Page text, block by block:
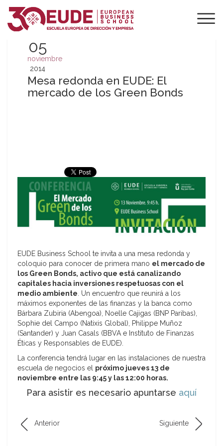
05
noviembre
2014
Mesa redonda en EUDE: El
mercado de los Green Bonds
EUDE Business School te invita a una mesa redonda y
coloquio para conocer de primera mano el mercado de
los Green Bonds, activo que está canalizando
capitales hacia inversiones respetuosas con el
medio ambiente . Un encuentro que reunirá a los
máximos exponentes de las finanzas y la banca como
Bárbara Zubiria (Abengoa), Noelle Cajigas (BNP Paribas),
Sophie del Campo (Natixis Global), Philippe Muñoz
(Santander) y Juan Casals (BBVA e Instituto de Finanzas
Éticas y Responsables de EUDE).
La conferencia tendrá lugar en las instalaciones de nuestra
escuela de negocios el próximo jueves 13 de
noviembre entre las 9:45 y las 12:00 horas.
Para asistir es necesario apuntarse aquí
Anterior Siguiente